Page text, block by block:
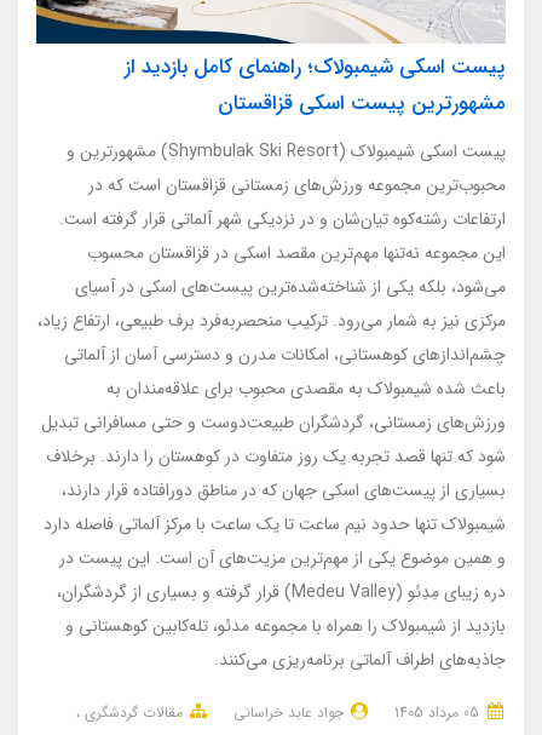
پیست اسکی شیمبولاک؛ راهنمای کامل بازدید از
مشهورترین پیست اسکی قزاقستان
پیست اسکی شیمبولاک (Shymbulak Ski Resort) مشهورترین و
محبوب‌ترین مجموعه ورزش‌های زمستانی قزاقستان است که در
ارتفاعات رشته‌کوه تیان‌شان و در نزدیکی شهر آلماتی قرار گرفته است.
این مجموعه نه‌تنها مهم‌ترین مقصد اسکی در قزاقستان محسوب
می‌شود، بلکه یکی از شناخته‌شده‌ترین پیست‌های اسکی در آسیای
مرکزی نیز به شمار می‌رود. ترکیب منحصربه‌فرد برف طبیعی، ارتفاع زیاد،
چشم‌اندازهای کوهستانی، امکانات مدرن و دسترسی آسان از آلماتی
باعث شده شیمبولاک به مقصدی محبوب برای علاقه‌مندان به
ورزش‌های زمستانی، گردشگران طبیعت‌دوست و حتی مسافرانی تبدیل
شود که تنها قصد تجربه یک روز متفاوت در کوهستان را دارند. برخلاف
بسیاری از پیست‌های اسکی جهان که در مناطق دورافتاده قرار دارند،
شیمبولاک تنها حدود نیم ساعت تا یک ساعت با مرکز آلماتی فاصله دارد
و همین موضوع یکی از مهم‌ترین مزیت‌های آن است. این پیست در
دره زیبای مِدِئو (Medeu Valley) قرار گرفته و بسیاری از گردشگران،
بازدید از شیمبولاک را همراه با مجموعه مدئو، تله‌کابین کوهستانی و
جاذبه‌های اطراف آلماتی برنامه‌ریزی می‌کنند.
جواد عابد خراسانی
مقالات گردشگری